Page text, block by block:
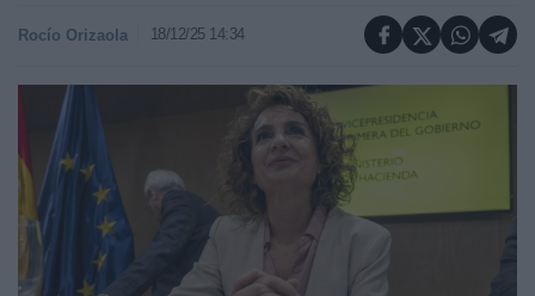
Rocío Orizaola 18/12/25 14:34